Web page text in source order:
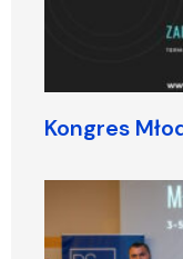
Kongres